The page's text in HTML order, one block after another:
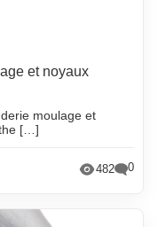
et noyaux
moulage et
[…]
482 0